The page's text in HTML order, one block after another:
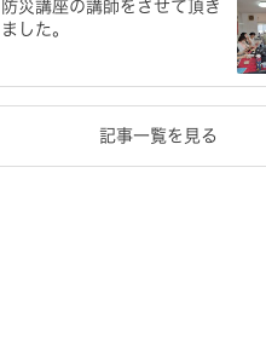
防災講座の講師をさせて頂き
ました。
記事一覧を見る